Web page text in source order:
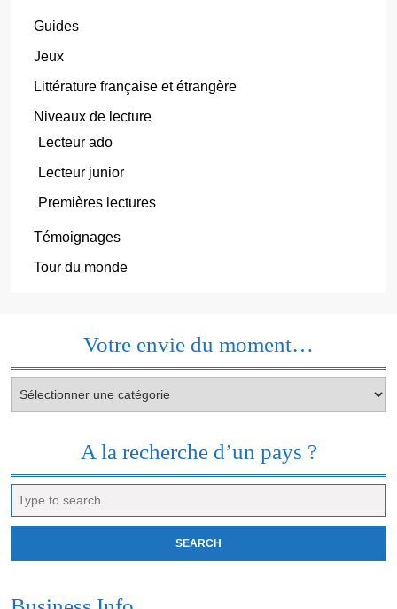
Guides
Jeux
Littérature française et étrangère
Niveaux de lecture
Lecteur ado
Lecteur junior
Premières lectures
Témoignages
Tour du monde
Votre envie du moment…
envie
A la recherche d’un pays ?
for: